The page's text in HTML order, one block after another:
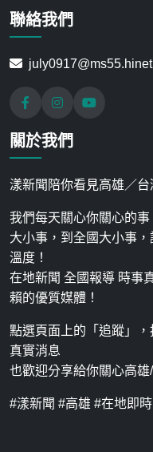
聯絡我們
關於我們
漾新聞陪你看見高雄／台
我們每天關心你關心的
大小事，到全國大小事
溫度！
在地新聞 全國報導 時事
賴的優質媒體！
點選頁面上的「追蹤」
真實消息
也歡迎分享給你關心高雄
#漾新聞 #高雄 #在地即